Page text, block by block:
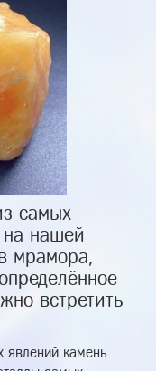
самых
на нашей
мрамора,
встретить
явлений камень